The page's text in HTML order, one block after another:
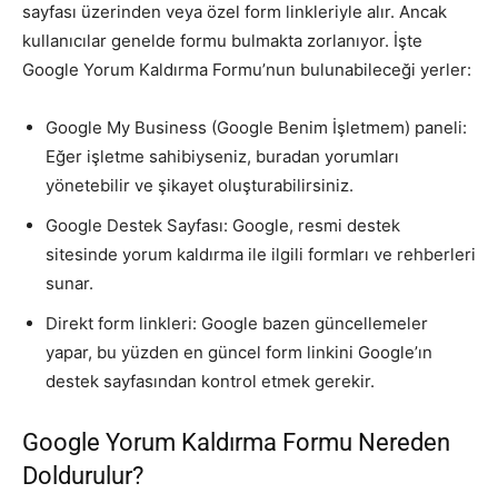
sayfası üzerinden veya özel form linkleriyle alır. Ancak
kullanıcılar genelde formu bulmakta zorlanıyor. İşte
Google Yorum Kaldırma Formu’nun bulunabileceği yerler:
Google My Business (Google Benim İşletmem) paneli:
Eğer işletme sahibiyseniz, buradan yorumları
yönetebilir ve şikayet oluşturabilirsiniz.
Google Destek Sayfası: Google, resmi destek
sitesinde yorum kaldırma ile ilgili formları ve rehberleri
sunar.
Direkt form linkleri: Google bazen güncellemeler
yapar, bu yüzden en güncel form linkini Google’ın
destek sayfasından kontrol etmek gerekir.
Google Yorum Kaldırma Formu Nereden
Doldurulur?